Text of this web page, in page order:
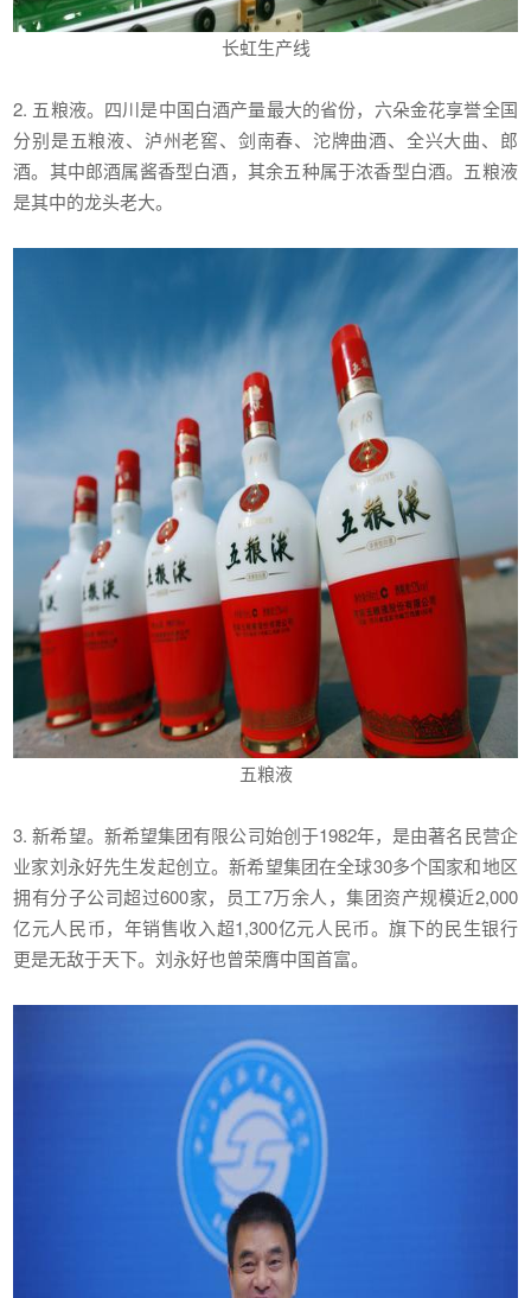
长虹生产线
2. 五粮液。四川是中国白酒产量最大的省份，六朵金花享誉全国
分别是五粮液、泸州老窖、剑南春、沱牌曲酒、全兴大曲、郎
酒。其中郎酒属酱香型白酒，其余五种属于浓香型白酒。五粮液
是其中的龙头老大。
五粮液
3. 新希望。新希望集团有限公司始创于1982年，是由著名民营企
业家刘永好先生发起创立。新希望集团在全球30多个国家和地区
拥有分子公司超过600家，员工7万余人，集团资产规模近2,000
亿元人民币，年销售收入超1,300亿元人民币。旗下的民生银行
更是无敌于天下。刘永好也曾荣膺中国首富。